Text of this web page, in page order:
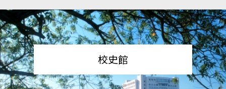
校史館